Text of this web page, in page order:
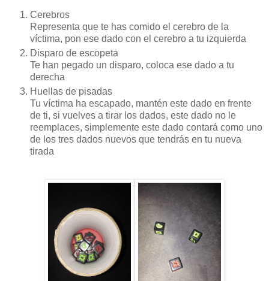
Cerebros
Representa que te has comido el cerebro de la
víctima, pon ese dado con el cerebro a tu izquierda
Disparo de escopeta
Te han pegado un disparo, coloca ese dado a tu
derecha
Huellas de pisadas
Tu víctima ha escapado, mantén este dado en frente
de ti, si vuelves a tirar los dados, este dado no le
reemplaces, simplemente este dado contará como uno
de los tres dados nuevos que tendrás en tu nueva
tirada